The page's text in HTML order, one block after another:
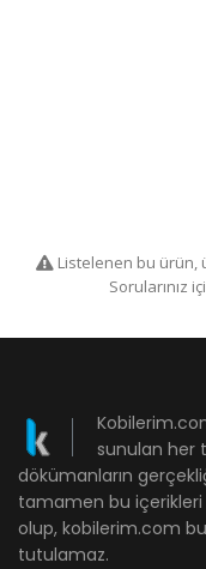
Listelenen bu ürün,
Sorularınız
sunulan her
dökümanların
tamamen bu içerikleri
olup, kobilerim.com
tutulamaz.